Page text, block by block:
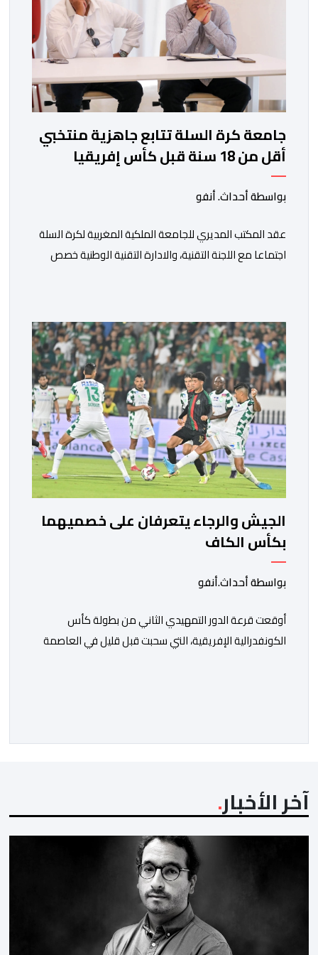
جامعة كرة السلة تتابع جاهزية منتخبي
أقل من 18 سنة قبل كأس إفريقيا
بواسطة أحداث. أنفو
عقد المكتب المديري للجامعة الملكية المغربية لكرة السلة
اجتماعا مع اللجنة التقنية، والادارة التقنية الوطنية خصص
الفترة الأخيرة. وشهد الاجتماع تقديم عرض مفصل حول
مشاركة المنتخبين الوطنيين لأقل من 18 سنة، إناثا وذكورا،
من طرف اللجنة التقنية التي واكبت كل […]
الجيش والرجاء يتعرفان على خصميهما
بكأس الكاف
بواسطة أحداث.أنفو
أوقعت قرعة الدور التمهيدي الثاني من بطولة كأس
الكونفدرالية الإفريقية، التي سحبت قبل قليل في العاصمة
واريورز النيجيري ونادي أوديب ممثل […]
آخر الأخبار